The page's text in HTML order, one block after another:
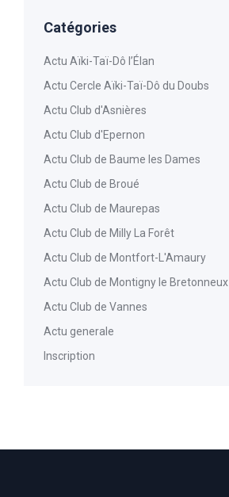
Catégories
Actu Aïki-Taï-Dô l’Élan
Actu Cercle Aïki-Taï-Dô du Doubs
Actu Club d'Asnières
Actu Club d'Epernon
Actu Club de Baume les Dames
Actu Club de Broué
Actu Club de Maurepas
Actu Club de Milly La Forêt
Actu Club de Montfort-L'Amaury
Actu Club de Montigny le Bretonneux
Actu Club de Vannes
Actu generale
Inscription